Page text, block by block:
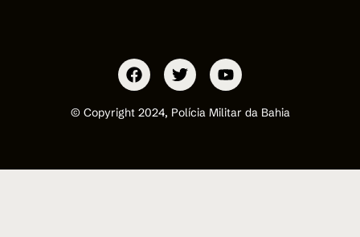
© Copyright 2024, Polícia Militar da Bahia